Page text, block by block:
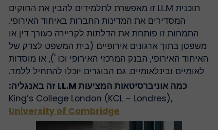
תוכנית LL.M זו מאפשרת לתלמידים להבין את החוקים
המסדירים את המדינות החברות באיחוד האירופי.
התמחות זו פותחת את הדלתות לקריירה כעורך דין או
משפטן בתוך ארגונים אירופיים (בית המשפט לצדק של
האירופי, הבנק המרכזי האירופי וכו '), או מוסדות
לאומיים ובינלאומיים. גם הבוגרים יוכלו להתחיל ללמד.
כמה אוניברסיטאות המציעות LL.M זה באנגליה:
King’s College London (KCL – Londres),
University of Cambridge